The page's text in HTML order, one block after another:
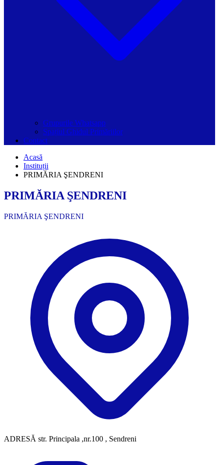
Grupurile Whatsapp
Spațiul Ghidul Primăriilor
Contact
Acasă
Instituții
PRIMĂRIA ŞENDRENI
PRIMĂRIA ŞENDRENI
PRIMĂRIA ŞENDRENI
ADRESĂ str. Principala ,nr.100 , Sendreni